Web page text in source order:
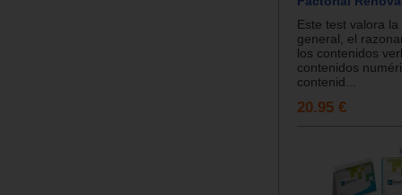
Este test valora
general, el
los contenidos
contenidos
contenid...
20.95 €